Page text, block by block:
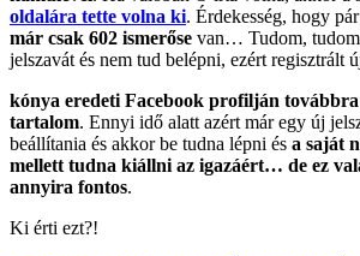
oldalára tette volna ki. Érdekesség, hogy
már csak 602 ismerőse van… Tudom,
jelszavát és nem tud belépni, ezért regisztrált
kónya eredeti Facebook profilján továbbra
tartalom. Ennyi idő alatt azért már egy új
beállítania és akkor be tudna lépni és a saját
mellett tudna kiállni az igazáért… de ez
annyira fontos.
Ki érti ezt?!